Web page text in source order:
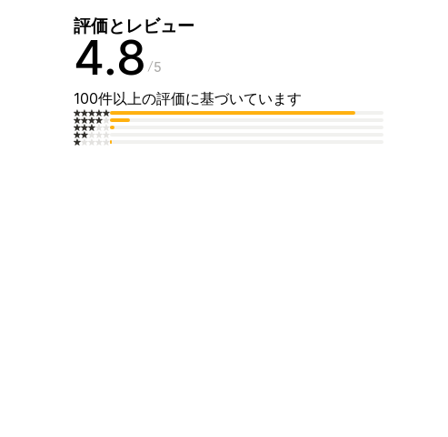
評価とレビュー
4.8 5
100件以上の評価に基づいています